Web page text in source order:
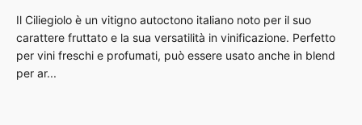
Il Ciliegiolo è un vitigno autoctono italiano noto per il suo
carattere fruttato e la sua versatilità in vinificazione. Perfetto
per vini freschi e profumati, può essere usato anche in blend
per ar...